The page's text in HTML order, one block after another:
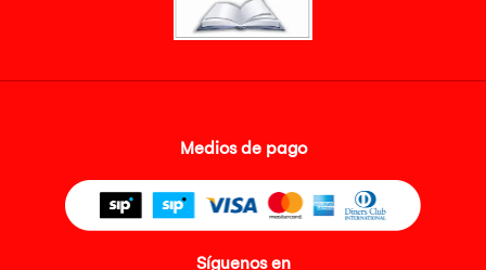
Medios de pago
Síguenos en